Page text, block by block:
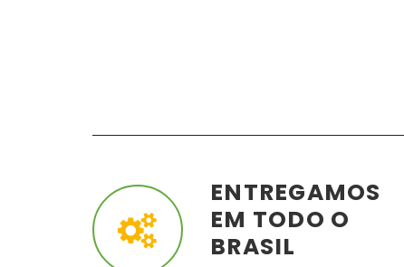
ENTREGAMOS
EM TODO O
BRASIL